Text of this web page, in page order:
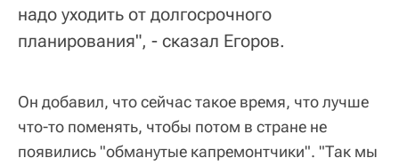
надо уходить от долгосрочного
планирования", - сказал Егоров.
Он добавил, что сейчас такое время, что лучше
что-то поменять, чтобы потом в стране не
появились "обманутые капремонтчики". "Так мы